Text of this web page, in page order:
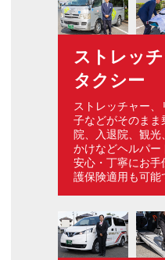
ストレッ
タクシー
ストレッチャー
子などがそのまま
院、入退院、観
かけなどヘルパー
安心・丁寧にお手
護保険適用も可能